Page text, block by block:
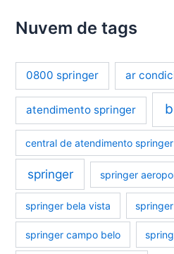
Nuvem de tags
0800 springer ar
atendimento springer
central de atendimento springer
springer springer
springer bela vista
springer campo belo